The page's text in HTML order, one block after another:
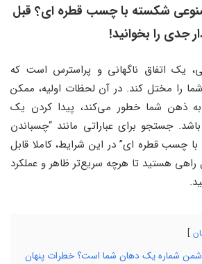
شکسته با چسب قطره ای؟ قبل
جدی را بخوانید!
یک اتفاق ناگهانی و پراسترس است که
را مختل کند. در آن لحظات اولیه، ممکن
ذهن شما خطور می‌کند، پیدا کردن یک
جستجو برای عباراتی مانند “چسباندن
چسب قطره ای” در این شرایط، کاملا قابل
هستید تا هرچه سریع‌تر ظاهر و عملکرد
شماره یک دهان شما است؟ خطرات پنهان